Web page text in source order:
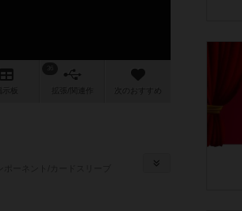
作 次のおすすめ